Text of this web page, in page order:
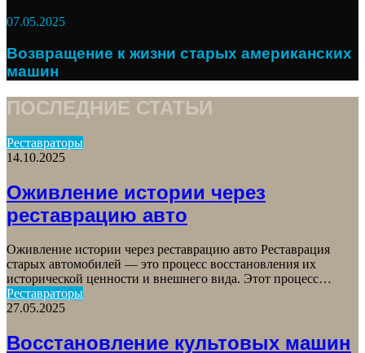
07.05.2025
Возвращение к жизни старых американских
машин
ПОСЛЕДНИЕ СТАТЬИ
Реставраторы
14.10.2025
Оживление истории через
реставрацию авто
Оживление истории через реставрацию авто Реставрация
старых автомобилей — это процесс восстановления их
исторической ценности и внешнего вида. Этот процесс…
Реставраторы
27.05.2025
Восстановление культовых машин